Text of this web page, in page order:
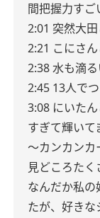
間把握力すご
2:01 突然大
2:21 こにさ
2:38 水も滴
2:45 13人で
3:08 にいた
すぎて輝いて
〜カンカンカ
見どころた
なんだか私の
たが、好きな